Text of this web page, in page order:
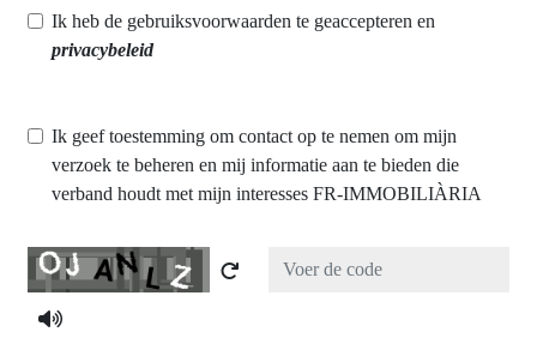
Ik heb de gebruiksvoorwaarden te geaccepteren en
privacybeleid
Ik geef toestemming om contact op te nemen om mijn
verzoek te beheren en mij informatie aan te bieden die
verband houdt met mijn interesses FR-IMMOBILIÀRIA
Captcha